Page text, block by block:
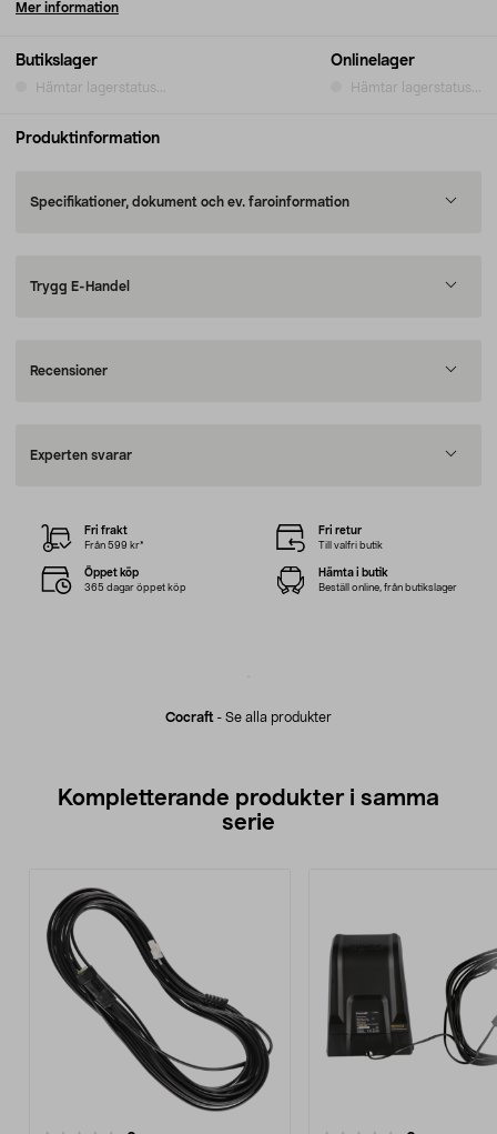
Butikslager
Hämtar lagerstatus...
Onlinelager
Hämtar lagerstatus...
Mer information
Produktinformation
Specifikationer, dokument och ev. faroinformation
Trygg E-Handel
Recensioner
Experten svarar
Cocraft - Se alla produkter
Fri frakt
Från 599 kr*
Fri retur
Till valfri butik
Öppet köp
365 dagar öppet köp
Hämta i butik
Beställ online, från butikslager
Kompletterande produkter i samma
serie